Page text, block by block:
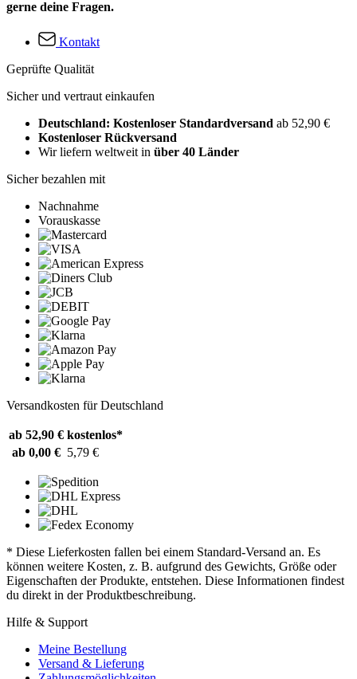
gerne deine Fragen.
Kontakt
Geprüfte Qualität
Sicher und vertraut einkaufen
Deutschland: Kostenloser Standardversand ab 52,90 €
Kostenloser Rückversand
Wir liefern weltweit in über 40 Länder
Sicher bezahlen mit
Nachnahme
Vorauskasse
Versandkosten für Deutschland
ab 52,90 € kostenlos*
ab 0,00 € 5,79 €
* Diese Lieferkosten fallen bei einem Standard-Versand an. Es
können weitere Kosten, z. B. aufgrund des Gewichts, Größe oder
Eigenschaften der Produkte, entstehen. Diese Informationen findest
du direkt in der Produktbeschreibung.
Hilfe & Support
Meine Bestellung
Versand & Lieferung